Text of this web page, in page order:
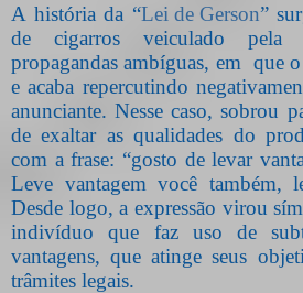
A história da “Lei de Gerson”
de cigarros veiculado pela
propagandas ambíguas, em que
e acaba repercutindo
anunciante. Nesse caso, sobrou
de exaltar as qualidades do
com a frase: “gosto de levar
Leve vantagem você também,
Desde logo, a expressão virou
indivíduo que faz uso de
vantagens, que atinge seus
trâmites legais.